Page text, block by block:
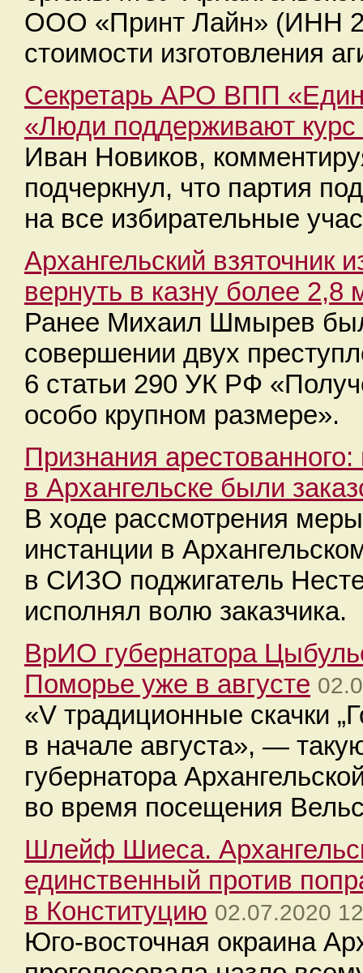
ООО «Принт Лайн» (ИНН
стоимости изготовления
Секретарь АРО ВПП
«Люди поддерживают курс
Иван Новиков,
подчеркнул, что партия
на все избирательные
Архангельский взяточник
вернуть в казну более 2,8
Ранее Михаил Шмырев
совершении двух
6 статьи 290 УК РФ
особо крупном размере».
Признания
в Архангельске были
В ходе рассмотрения
инстанции в
в СИЗО поджигатель
исполнял волю заказчика.
ВрИО губернатора
Поморье уже в августе
«V традиционные скачки
в начале августа», —
губернатора
во время посещения
Шлейф Шиеса.
единственный против
в Конституцию 02.07.2020
Юго-восточная окраина